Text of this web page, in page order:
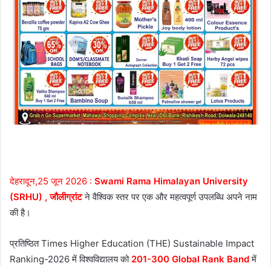
देहरादून,25 जून 2026 : Swami Rama Himalayan University
(SRHU) , जौलीग्रांटने वैश्विक स्तर पर एक और महत्वपूर्ण उपलब्धि अपने नाम
की है।
प्रतिष्ठित Times Higher Education (THE) Sustainable Impact
Ranking-2026 में विश्वविद्यालय को 201-300 Global Rank Band में